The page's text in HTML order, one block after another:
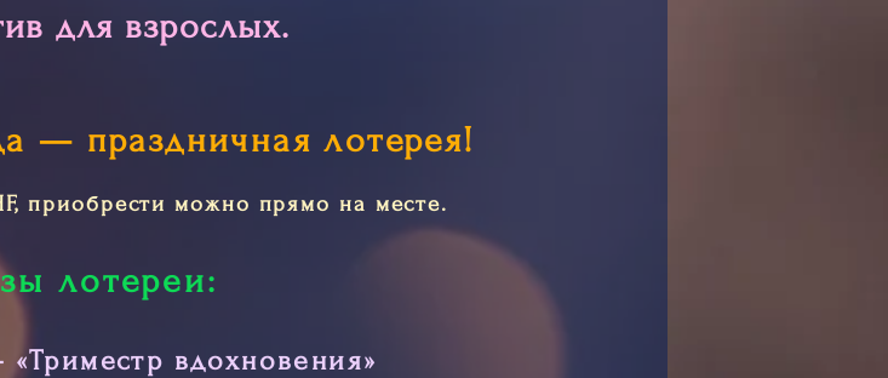
для взрослых.
— праздничная лотерея!
приобрести можно прямо на месте.
лотереи:
вдохновения»